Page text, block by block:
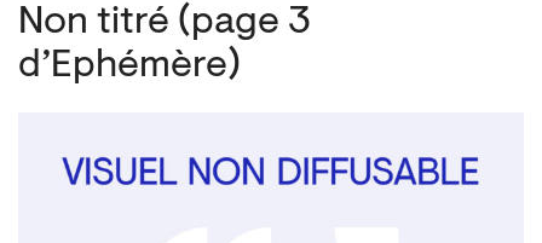
Non titré (page 3
d’Ephémère)